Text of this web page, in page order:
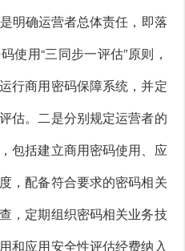
明确运营者总体责任，即落
使用“三同步一评估”原则，
行商用密码保障系统，并定
估。二是分别规定运营者的
包括建立商用密码使用、应
，配备符合要求的密码相关
，定期组织密码相关业务技
和应用安全性评估经费纳入